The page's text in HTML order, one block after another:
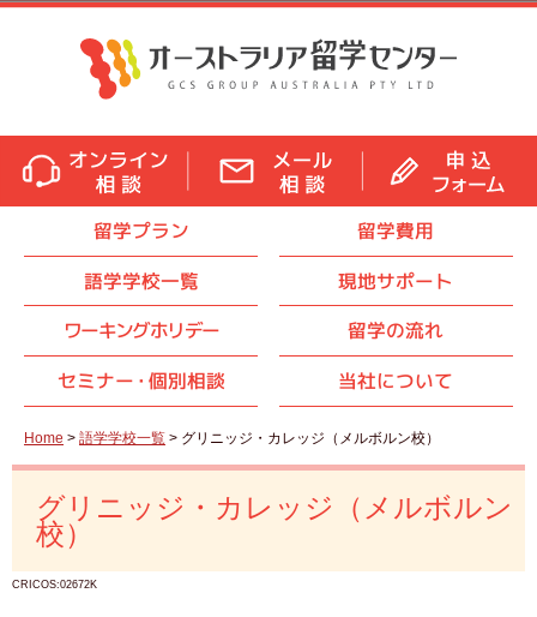
留学プラン
留学費用
語学学校一覧
現地サポート
ワーキングホリデー
留学の流れ
セミナー・ 個別相談 当社について
Home > 語学学校一覧 > グリニッジ・カレッジ（メルボルン校）
グリニッジ・カレッジ（メルボルン
校）
CRICOS:02672K